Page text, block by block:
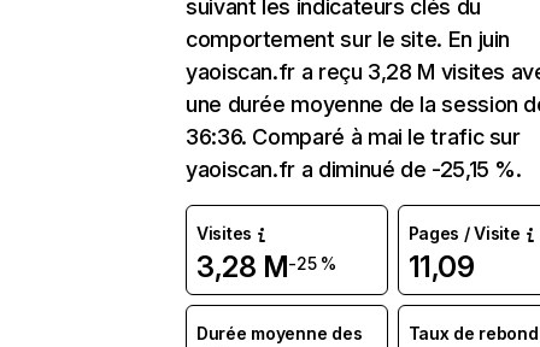
suivant les indicateurs clés du
comportement sur le site. En juin
yaoiscan.fr a reçu 3,28 M visites
une durée moyenne de la session
36:36. Comparé à mai le trafic sur
yaoiscan.fr a diminué de -25,15 %.
Visites
3,28 M-25 %
Pages / Visite
11,09
Durée moyenne des
Taux de rebond